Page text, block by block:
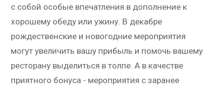
с собой особые впечатления в дополнение к
хорошему обеду или ужину. В декабре
рождественские и новогодние мероприятия
могут увеличить вашу прибыль и помочь вашему
ресторану выделиться в толпе. А в качестве
приятного бонуса - мероприятия с заранее